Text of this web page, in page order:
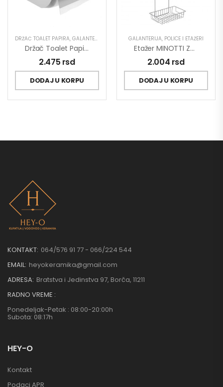
DRŽAČ TOALET PAPIRA, GALANTERIJA
Držač Toalet Papira MINOTTI Sa Poklopcem Veći
2.475 rsd
DODAJ U KORPU
GALANTERIJA, POLICE I ETAŽERI
Etažer MINOTTI Za Kabinu 3/1
2.004 rsd
DODAJ U KORPU
KONTAKT: 064/576 91 77 - 066/224 544
EMAIL: heyokeramika@gmail.com
ADRESA: Bratstva i Jedinstva 97, Borča, 11211
RADNO VREME :
Ponedeljak-Petak : 08:00-20:00h
Subota: 08:17h
HEY-O
Kontakt
Podaci APR